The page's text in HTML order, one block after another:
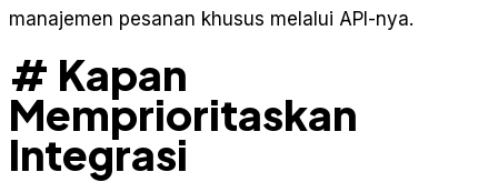
manajemen pesanan khusus melalui API-nya.
# Kapan
Memprioritaskan
Integrasi